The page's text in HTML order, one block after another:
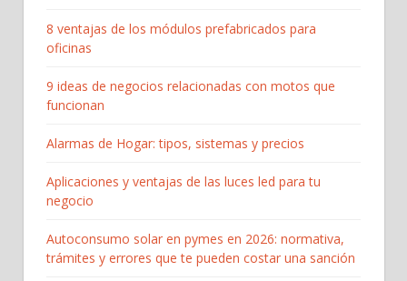
8 ventajas de los módulos prefabricados para
oficinas
9 ideas de negocios relacionadas con motos que
funcionan
Alarmas de Hogar: tipos, sistemas y precios
Aplicaciones y ventajas de las luces led para tu
negocio
Autoconsumo solar en pymes en 2026: normativa,
trámites y errores que te pueden costar una sanción